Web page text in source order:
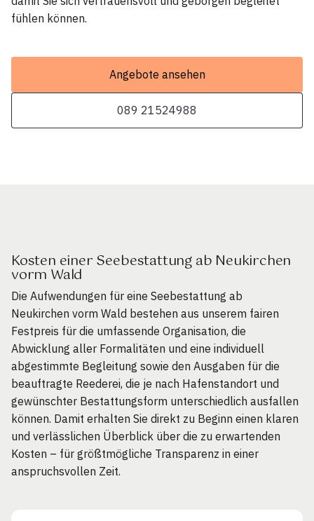
fühlen können.
Angebote ansehen
089 21524988
Kosten einer Seebestattung ab Neukirchen
vorm Wald
Die Aufwendungen für eine Seebestattung ab
Neukirchen vorm Wald bestehen aus unserem fairen
Festpreis für die umfassende Organisation, die
Abwicklung aller Formalitäten und eine individuell
abgestimmte Begleitung sowie den Ausgaben für die
beauftragte Reederei, die je nach Hafenstandort und
gewünschter Bestattungsform unterschiedlich ausfallen
können. Damit erhalten Sie direkt zu Beginn einen klaren
und verlässlichen Überblick über die zu erwartenden
Kosten – für größtmögliche Transparenz in einer
anspruchsvollen Zeit.